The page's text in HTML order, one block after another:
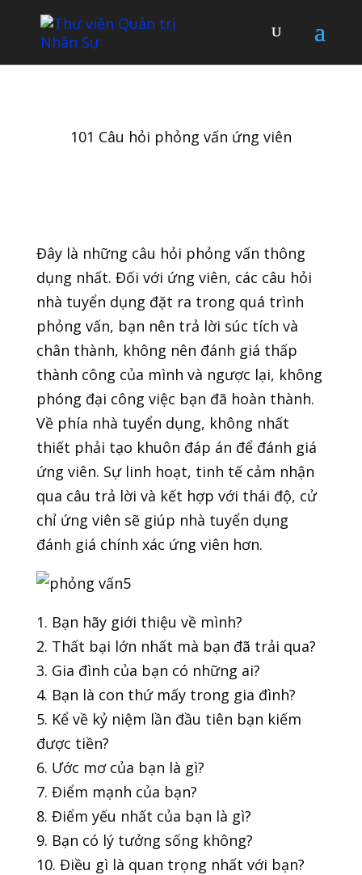
101 Câu hỏi phỏng vấn ứng viên
Đây là những câu hỏi phỏng vấn thông
dụng nhất. Đối với ứng viên, các câu hỏi
nhà tuyển dụng đặt ra trong quá trình
phỏng vấn, bạn nên trả lời súc tích và
chân thành, không nên đánh giá thấp
thành công của mình và ngược lại, không
phóng đại công việc bạn đã hoàn thành.
Về phía nhà tuyển dụng, không nhất
thiết phải tạo khuôn đáp án để đánh giá
ứng viên. Sự linh hoạt, tinh tế cảm nhận
qua câu trả lời và kết hợp với thái độ, cử
chỉ ứng viên sẽ giúp nhà tuyển dụng
đánh giá chính xác ứng viên hơn.
1. Bạn hãy giới thiệu về mình?
2. Thất bại lớn nhất mà bạn đã trải qua?
3. Gia đình của bạn có những ai?
4. Bạn là con thứ mấy trong gia đình?
5. Kể về kỷ niệm lần đầu tiên bạn kiếm
được tiền?
6. Ước mơ của bạn là gì?
7. Điểm mạnh của bạn?
8. Điểm yếu nhất của bạn là gì?
9. Bạn có lý tưởng sống không?
10. Điều gì là quan trọng nhất với bạn?